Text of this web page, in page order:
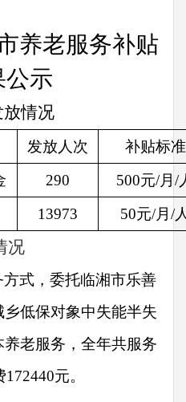
养老服务补贴
公示
情况
发放人次
补贴标准
290
500元/月/
13973 50元/月/
况
式，委托临湘市乐善
低保对象中失能半失
老服务，全年共服务
元。